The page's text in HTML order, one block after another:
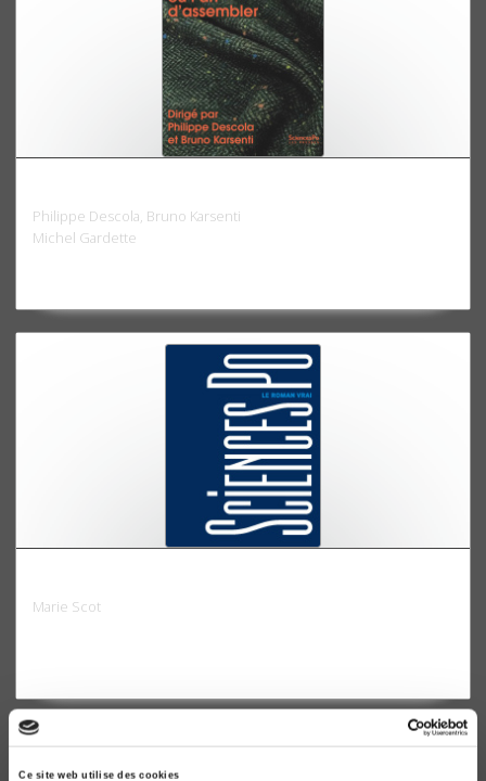
Ce site web utilise des cookies
Philippe Descola, Bruno Karsenti
Michel Gardette
Marie Scot